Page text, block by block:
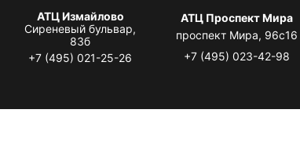
АТЦ Измайлово
Сиреневый бульвар,
83б
+7 (495) 021-25-26
АТЦ Проспект Мира
проспект Мира, 96с16
+7 (495) 023-42-98